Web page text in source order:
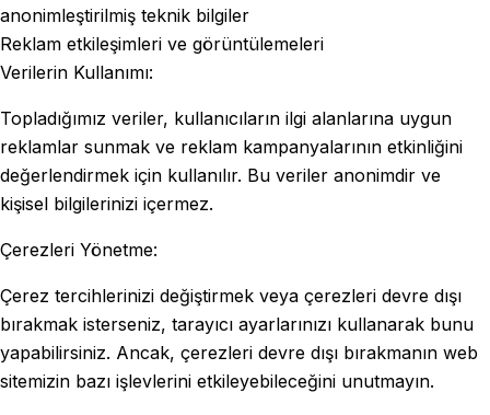
anonimleştirilmiş teknik bilgiler
Reklam etkileşimleri ve görüntülemeleri
Verilerin Kullanımı:
Topladığımız veriler, kullanıcıların ilgi alanlarına uygun
reklamlar sunmak ve reklam kampanyalarının etkinliğini
değerlendirmek için kullanılır. Bu veriler anonimdir ve
kişisel bilgilerinizi içermez.
Çerezleri Yönetme:
Çerez tercihlerinizi değiştirmek veya çerezleri devre dışı
bırakmak isterseniz, tarayıcı ayarlarınızı kullanarak bunu
yapabilirsiniz. Ancak, çerezleri devre dışı bırakmanın web
sitemizin bazı işlevlerini etkileyebileceğini unutmayın.